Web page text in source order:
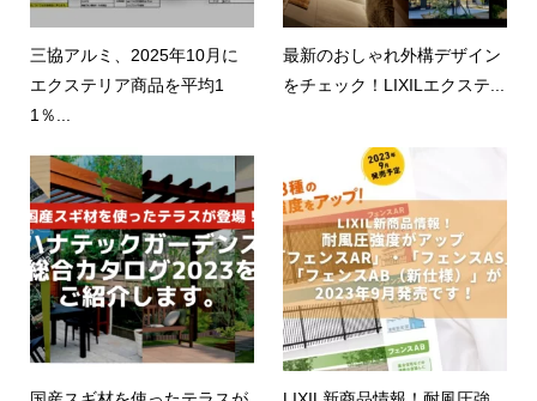
三協アルミ、2025年10月に
エクステリア商品を平均1
1％...
最新のおしゃれ外構デザイン
をチェック！LIXILエクステ...